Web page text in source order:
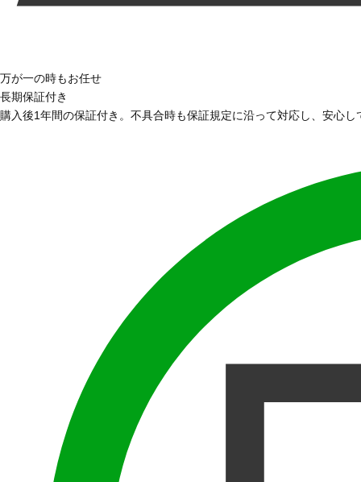
万が一の時もお任せ
長期保証付き
購入後1年間の保証付き。不具合時も保証規定に沿って対応し、安心